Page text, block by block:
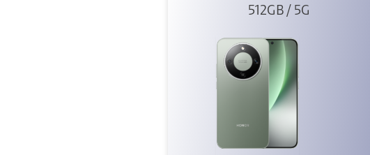
Verde
512GB / 5G